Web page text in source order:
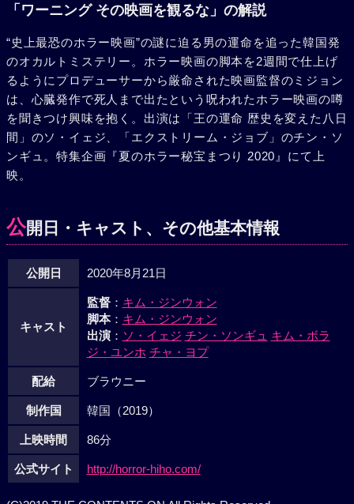
「ワーニング その映画を観るな」の解説
“史上最恐のホラー映画”の謎に迫る男の運命を追った韓国発
のオカルトミステリー。ホラー映画の脚本を2週間で仕上げ
るようにプロデューサーから厳命された映画監督のミジョン
は、心臓発作で死人まで出たという呪われたホラー映画の噂
を聞きつけ興味を抱く。出演は「王の運命 歴史を変えた八日
間」のソ・イェジ、「エクストリーム・ジョブ」のチン・ソ
ンギュ。特集企画『夏のホラー秘宝まつり 2020』にて上
映。
公開日・キャスト、その他基本情報
公開日 2020年8月21日
キャスト
監督： キム・ジンウォン
脚本： キム・ジンウォン
出演： ソ・イェジ チン・ソンギュ キム・ボラ
ジ・ユンホ チャ・ヨプ
配給 ブラウニー
制作国 韓国（2019）
上映時間 86分
公式サイト http://horror-hiho.com/